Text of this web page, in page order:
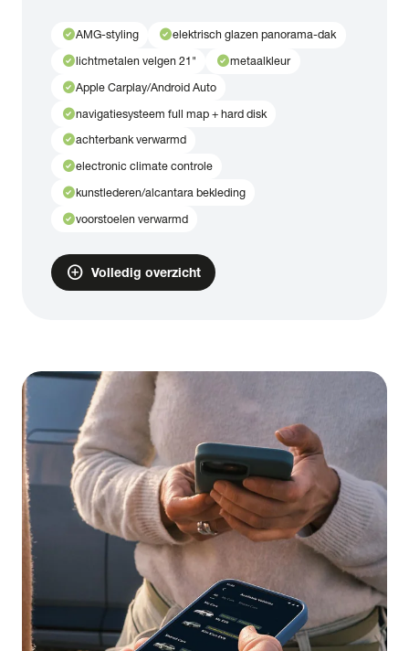
check_circleAMG-styling check_circleelektrisch glazen panorama-dak
check_circlelichtmetalen velgen 21" check_circlemetaalkleur
check_circleApple Carplay/Android Auto
check_circlenavigatiesysteem full map + hard disk
check_circleachterbank verwarmd
check_circleelectronic climate controle
check_circlekunstlederen/alcantara bekleding
check_circlevoorstoelen verwarmd
add_circle Volledig overzicht